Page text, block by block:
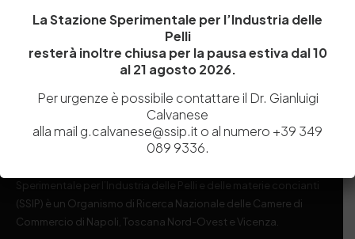
Sperimentale per l’Industria delle Pelli e delle materie concianti
(SSIP) è un Organismo di Ricerca Nazionale delle Camere di
Commercio di Napoli, Toscana Nord-Ovest e Vicenza.
La Stazione Sperimentale per l’Industria delle
Pelli
resterà inoltre chiusa per la pausa estiva dal 10
al 21 agosto 2026.
Per urgenze è possibile contattare il Dr. Gianluigi
Calvanese
alla mail g.calvanese@ssip.it o al numero +39 349
089 9336.